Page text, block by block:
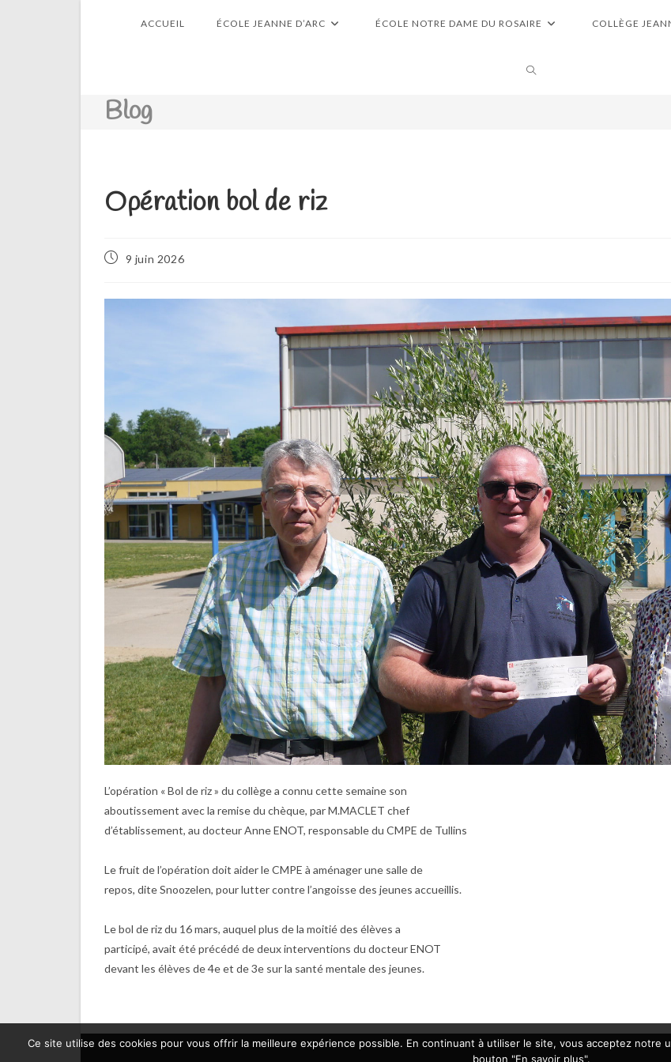
ACCUEIL ÉCOLE JEANNE D’ARC ÉCOLE NOTRE DAME DU ROSAIRE COLLÈGE
TOGGLE
Blog
Opération bol de riz
Publication
9 juin 2026
L’opération « Bol de riz » du collège a connu cette semaine son
aboutissement avec la remise du chèque, par M.MACLET chef
d’établissement, au docteur Anne ENOT, responsable du CMPE de Tullins
Le fruit de l’opération doit aider le CMPE à aménager une salle de
repos, dite Snoozelen, pour lutter contre l’angoisse des jeunes accueillis.
Le bol de riz du 16 mars, auquel plus de la moitié des élèves a
participé, avait été précédé de deux interventions du docteur ENOT
devant les élèves de 4e et de 3e sur la santé mentale des jeunes.
Ce site utilise des cookies pour vous offrir la meilleure expérience possible. En continuant à utiliser le site, vous acceptez notre
bouton "En savoir plus".